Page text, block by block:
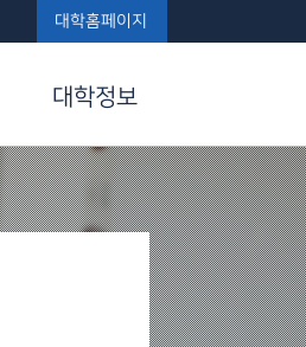
대학홈페이지
대학정보